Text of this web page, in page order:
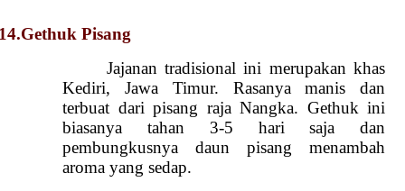
Pisang
Jajanan tradisional ini merupakan khas
Kediri, Jawa Timur. Rasanya manis dan
terbuat dari pisang raja Nangka. Gethuk ini
biasanya tahan 3-5 hari saja dan
pembungkusnya daun pisang menambah
aroma yang sedap.